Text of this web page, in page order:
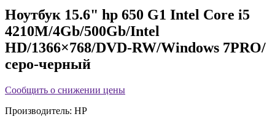
Ноутбук 15.6" hp 650 G1 Intel Core i5
4210M/4Gb/500Gb/Intel
HD/1366×768/DVD-RW/Windows 7PRO/
серо-черный
Сообщить о снижении цены
Производитель: HP